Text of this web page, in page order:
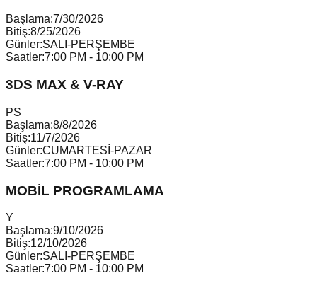
Başlama:7/30/2026
Bitiş:8/25/2026
Günler:SALI-PERŞEMBE
Saatler:7:00 PM - 10:00 PM
3DS MAX & V-RAY
PS
Başlama:8/8/2026
Bitiş:11/7/2026
Günler:CUMARTESİ-PAZAR
Saatler:7:00 PM - 10:00 PM
MOBİL PROGRAMLAMA
Y
Başlama:9/10/2026
Bitiş:12/10/2026
Günler:SALI-PERŞEMBE
Saatler:7:00 PM - 10:00 PM